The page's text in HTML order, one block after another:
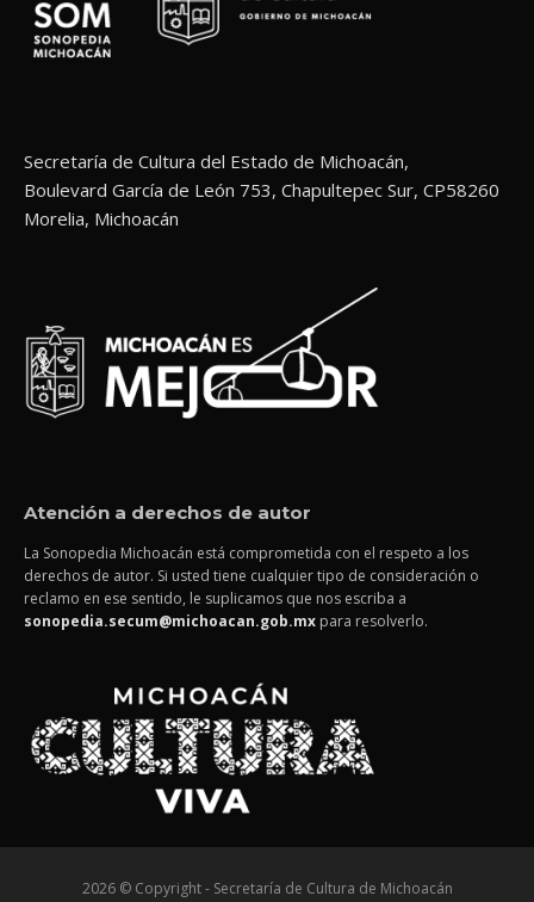
Secretaría de Cultura del Estado de Michoacán,
Boulevard García de León 753, Chapultepec Sur, CP58260
Morelia, Michoacán
Atención a derechos de autor
La Sonopedia Michoacán está comprometida con el respeto a los
derechos de autor. Si usted tiene cualquier tipo de consideración o
reclamo en ese sentido, le suplicamos que nos escriba a
sonopedia.secum@michoacan.gob.mx para resolverlo.
2026 © Copyright - Secretaría de Cultura de Michoacán